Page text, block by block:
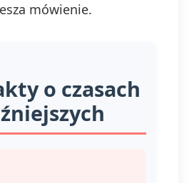
mówienie.
o czasach